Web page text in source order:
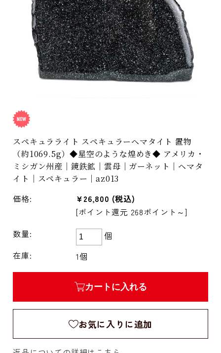
スペキュラライト スペキュラーヘマタイト 置物
（約1069.5g）◆星空のような煌めき◆ アメリカ・
ミシガン州産｜鏡鉄鉱｜雲母｜ガーネット｜ヘマタ
イト｜スペキュラー｜az013
価格: ¥26,800 (税込)
[ポイント還元 268ポイント～]
数量:
個
在庫:
1個
カートに入れる
お気に入りに追加